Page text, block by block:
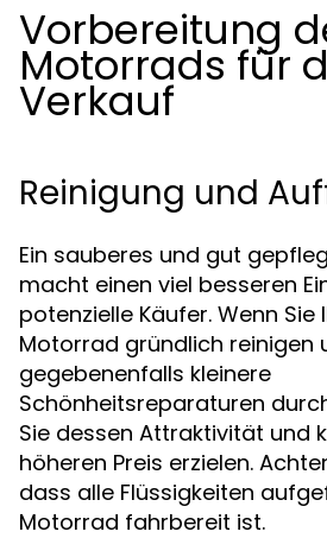
Vorbereitung
Motorrads für
Verkauf
Reinigung und
Ein sauberes und gut
macht einen viel besseren
potenzielle Käufer. Wenn Sie
Motorrad gründlich reinigen
gegebenenfalls kleinere
Schönheitsreparaturen
Sie dessen Attraktivität und
höheren Preis erzielen.
dass alle Flüssigkeiten
Motorrad fahrbereit ist.